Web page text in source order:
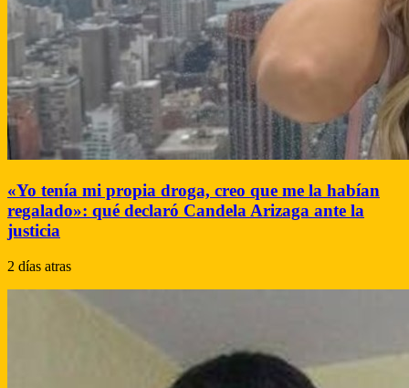
«Yo tenía mi propia droga, creo que me la habían
regalado»: qué declaró Candela Arizaga ante la
justicia
2 días atras